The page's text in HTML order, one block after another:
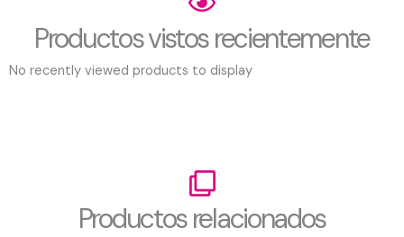
Productos vistos recientemente
No recently viewed products to display
Productos relacionados